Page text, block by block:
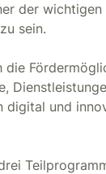
der
sein.
die
digital und